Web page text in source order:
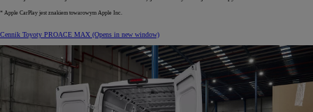
* Apple CarPlay jest znakiem towarowym Apple Inc.
Cennik Toyoty PROACE MAX (Opens in new window)